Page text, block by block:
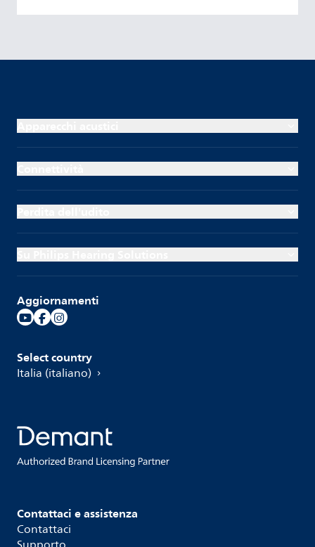
Contattaci e assistenza
Contattaci
Aggiornamenti
Select country
Italia (italiano)